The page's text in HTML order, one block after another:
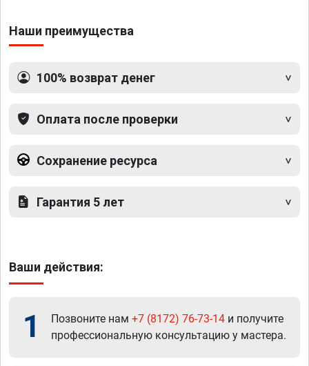
Наши преимущества
100% возврат денег
Оплата после проверки
Сохранение ресурса
Гарантия 5 лет
Ваши действия:
1 Позвоните нам +7 (8172) 76-73-14 и получите
профессиональную консультацию у мастера.